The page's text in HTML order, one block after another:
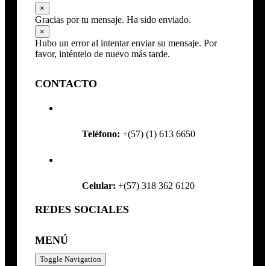
×
Gracias por tu mensaje. Ha sido enviado.
×
Hubo un error al intentar enviar su mensaje. Por
favor, inténtelo de nuevo más tarde.
CONTACTO
Teléfono: +(57) (1) 613 6650
Celular: +(57) 318 362 6120
REDES SOCIALES
MENÚ
Toggle Navigation